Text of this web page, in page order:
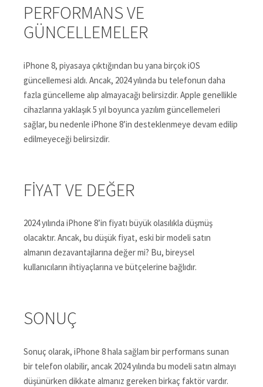
PERFORMANS VE
GÜNCELLEMELER
iPhone 8, piyasaya çıktığından bu yana birçok iOS
güncellemesi aldı. Ancak, 2024 yılında bu telefonun daha
fazla güncelleme alıp almayacağı belirsizdir. Apple genellikle
cihazlarına yaklaşık 5 yıl boyunca yazılım güncellemeleri
sağlar, bu nedenle iPhone 8’in desteklenmeye devam edilip
edilmeyeceği belirsizdir.
FIYAT VE DEĞER
2024 yılında iPhone 8’in fiyatı büyük olasılıkla düşmüş
olacaktır. Ancak, bu düşük fiyat, eski bir modeli satın
almanın dezavantajlarına değer mi? Bu, bireysel
kullanıcıların ihtiyaçlarına ve bütçelerine bağlıdır.
SONUÇ
Sonuç olarak, iPhone 8 hala sağlam bir performans sunan
bir telefon olabilir, ancak 2024 yılında bu modeli satın almayı
düşünürken dikkate almanız gereken birkaç faktör vardır.